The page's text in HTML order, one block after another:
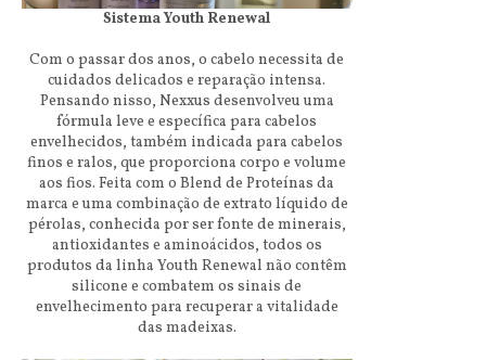
Sistema Youth Renewal
Com o passar dos anos, o cabelo necessita de
cuidados delicados e reparação intensa.
Pensando nisso, Nexxus desenvolveu uma
fórmula leve e específica para cabelos
envelhecidos, também indicada para cabelos
finos e ralos, que proporciona corpo e volume
aos fios. Feita com o Blend de Proteínas da
marca e uma combinação de extrato líquido de
pérolas, conhecida por ser fonte de minerais,
antioxidantes e aminoácidos, todos os
produtos da linha Youth Renewal não contêm
silicone e combatem os sinais de
envelhecimento para recuperar a vitalidade
das madeixas.